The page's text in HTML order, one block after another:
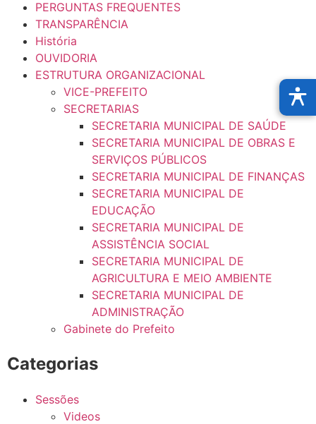
PERGUNTAS FREQUENTES
TRANSPARÊNCIA
História
OUVIDORIA
ESTRUTURA ORGANIZACIONAL
VICE-PREFEITO
SECRETARIAS
SECRETARIA MUNICIPAL DE SAÚDE
SECRETARIA MUNICIPAL DE OBRAS E
SERVIÇOS PÚBLICOS
SECRETARIA MUNICIPAL DE FINANÇAS
SECRETARIA MUNICIPAL DE
EDUCAÇÃO
SECRETARIA MUNICIPAL DE
ASSISTÊNCIA SOCIAL
SECRETARIA MUNICIPAL DE
AGRICULTURA E MEIO AMBIENTE
SECRETARIA MUNICIPAL DE
ADMINISTRAÇÃO
Gabinete do Prefeito
Categorias
Sessões
Videos